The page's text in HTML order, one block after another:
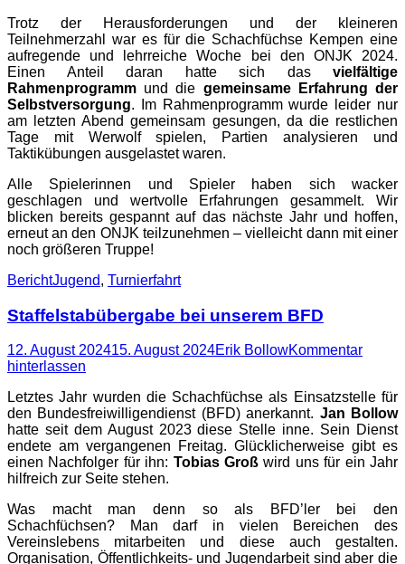
Trotz der Herausforderungen und der kleineren
Teilnehmerzahl war es für die Schachfüchse Kempen eine
aufregende und lehrreiche Woche bei den ONJK 2024.
Einen Anteil daran hatte sich das vielfältige
Rahmenprogramm und die gemeinsame Erfahrung der
Selbstversorgung. Im Rahmenprogramm wurde leider nur
am letzten Abend gemeinsam gesungen, da die restlichen
Tage mit Werwolf spielen, Partien analysieren und
Taktikübungen ausgelastet waren.
Alle Spielerinnen und Spieler haben sich wacker
geschlagen und wertvolle Erfahrungen gesammelt. Wir
blicken bereits gespannt auf das nächste Jahr und hoffen,
erneut an den ONJK teilzunehmen – vielleicht dann mit einer
noch größeren Truppe!
Kategorien
BerichtSchlagworte
Jugend, Turnierfahrt
Staffelstabübergabe bei unserem BFD
Posted
on
12. August 202415. August 2024Autor
Erik BollowKommentar
hinterlassen
Letztes Jahr wurden die Schachfüchse als Einsatzstelle für
den Bundesfreiwilligendienst (BFD) anerkannt. Jan Bollow
hatte seit dem August 2023 diese Stelle inne. Sein Dienst
endete am vergangenen Freitag. Glücklicherweise gibt es
einen Nachfolger für ihn: Tobias Groß wird uns für ein Jahr
hilfreich zur Seite stehen.
Was macht man denn so als BFD’ler bei den
Schachfüchsen? Man darf in vielen Bereichen des
Vereinslebens mitarbeiten und diese auch gestalten.
Organisation, Öffentlichkeits- und Jugendarbeit sind aber die